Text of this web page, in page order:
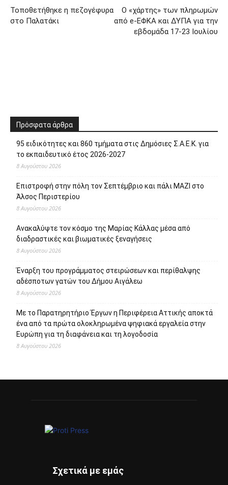
Τοποθετήθηκε η πεζογέφυρα
στο Παλατάκι
Ο «χάρτης» των πληρωμών
από e-ΕΦΚΑ και ΔΥΠΑ για την
εβδομάδα 17-23 Ιουλίου
Πρόσφατα άρθρα
95 ειδικότητες και 860 τμήματα στις Δημόσιες Σ.Α.Ε.Κ. για
το εκπαιδευτικό έτος 2026-2027
8 Αυγούστου 2026
Επιστροφή στην πόλη τον Σεπτέμβριο και πάλι ΜΑΖΙ στο
Άλσος Περιστερίου
8 Αυγούστου 2026
Ανακαλύψτε τον κόσμο της Μαρίας Κάλλας μέσα από
διαδραστικές και βιωματικές ξεναγήσεις
8 Αυγούστου 2026
Έναρξη του προγράμματος στειρώσεων και περίθαλψης
αδέσποτων γατών του Δήμου Αιγάλεω
8 Αυγούστου 2026
Με το Παρατηρητήριο Έργων η Περιφέρεια Αττικής αποκτά
ένα από τα πρώτα ολοκληρωμένα ψηφιακά εργαλεία στην
Ευρώπη για τη διαφάνεια και τη λογοδοσία
8 Αυγούστου 2026
Σχετικά με εμάς